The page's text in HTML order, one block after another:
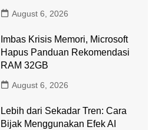
August 6, 2026
Imbas Krisis Memori, Microsoft
Hapus Panduan Rekomendasi
RAM 32GB
August 6, 2026
Lebih dari Sekadar Tren: Cara
Bijak Menggunakan Efek AI